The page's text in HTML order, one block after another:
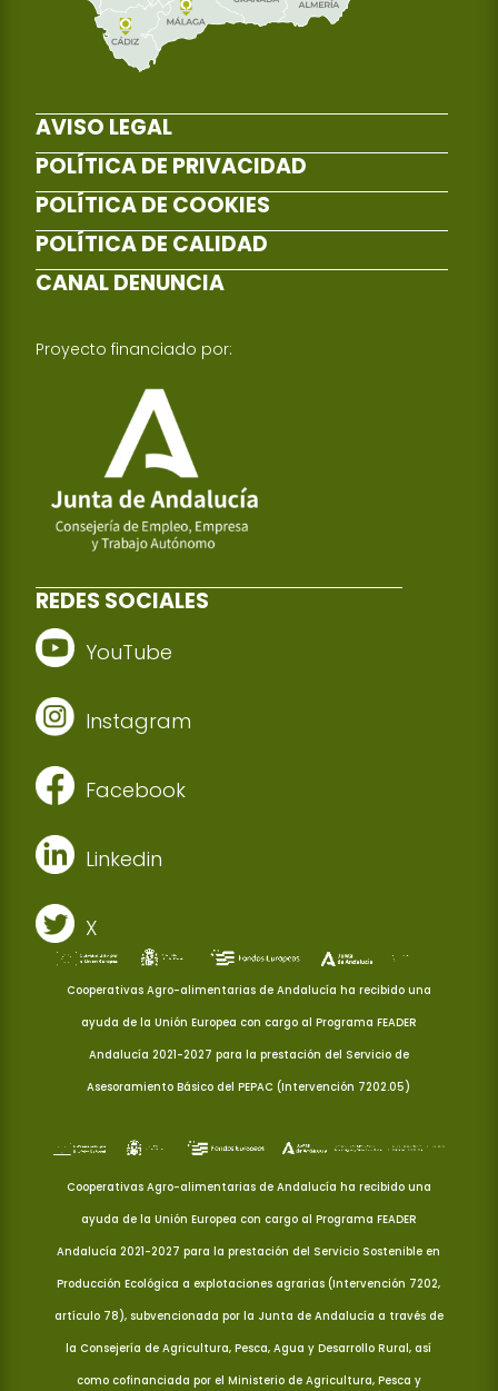
AVISO LEGAL
POLÍTICA DE PRIVACIDAD
POLÍTICA DE COOKIES
POLÍTICA DE CALIDAD
CANAL DENUNCIA
Proyecto financiado por:
REDES SOCIALES
YouTube
Instagram
Facebook
Linkedin
X
Cooperativas Agro-alimentarias de Andalucía ha recibido una
ayuda de la Unión Europea con cargo al Programa FEADER
Andalucía 2021-2027 para la prestación del Servicio de
Asesoramiento Básico del PEPAC (Intervención 7202.05)
Cooperativas Agro-alimentarias de Andalucía ha recibido una
ayuda de la Unión Europea con cargo al Programa FEADER
Andalucía 2021-2027 para la prestación del Servicio Sostenible en
Producción Ecológica a explotaciones agrarias (Intervención 7202,
artículo 78), subvencionada por la Junta de Andalucía a través de
la Consejería de Agricultura, Pesca, Agua y Desarrollo Rural, así
como cofinanciada por el Ministerio de Agricultura, Pesca y